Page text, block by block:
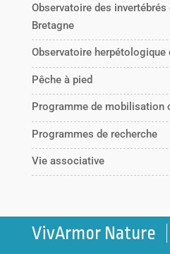
Observatoire des
Bretagne
Observatoire herpétologique
Pêche à pied
Programme de mobilisation
Programmes de recherche
Vie associative
VivArmor Nature